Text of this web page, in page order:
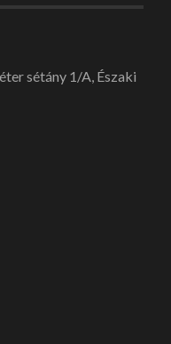
sétány 1/A, Északi